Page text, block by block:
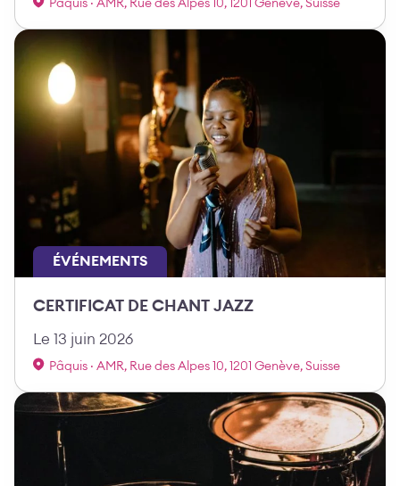
Pâquis · AMR, Rue des Alpes 10, 1201 Genève, Suisse
ÉVÉNEMENTS
CERTIFICAT DE CHANT JAZZ
Le 13 juin 2026
Pâquis · AMR, Rue des Alpes 10, 1201 Genève, Suisse